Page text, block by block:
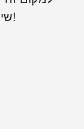
שירות לקוחות מעולה. מומלץ מאוד!